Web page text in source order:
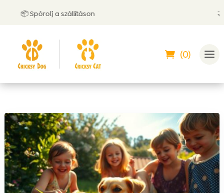
📦 Spórolj a szállításon 🤝
(0)